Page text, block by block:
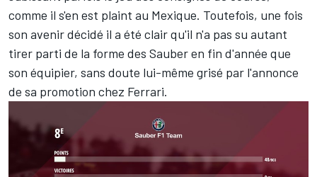
comme il s'en est plaint au Mexique. Toutefois, une fois
son avenir décidé il a été clair qu'il n'a pas su autant
tirer parti de la forme des Sauber en fin d'année que
son équipier, sans doute lui-même grisé par l'annonce
de sa promotion chez Ferrari.